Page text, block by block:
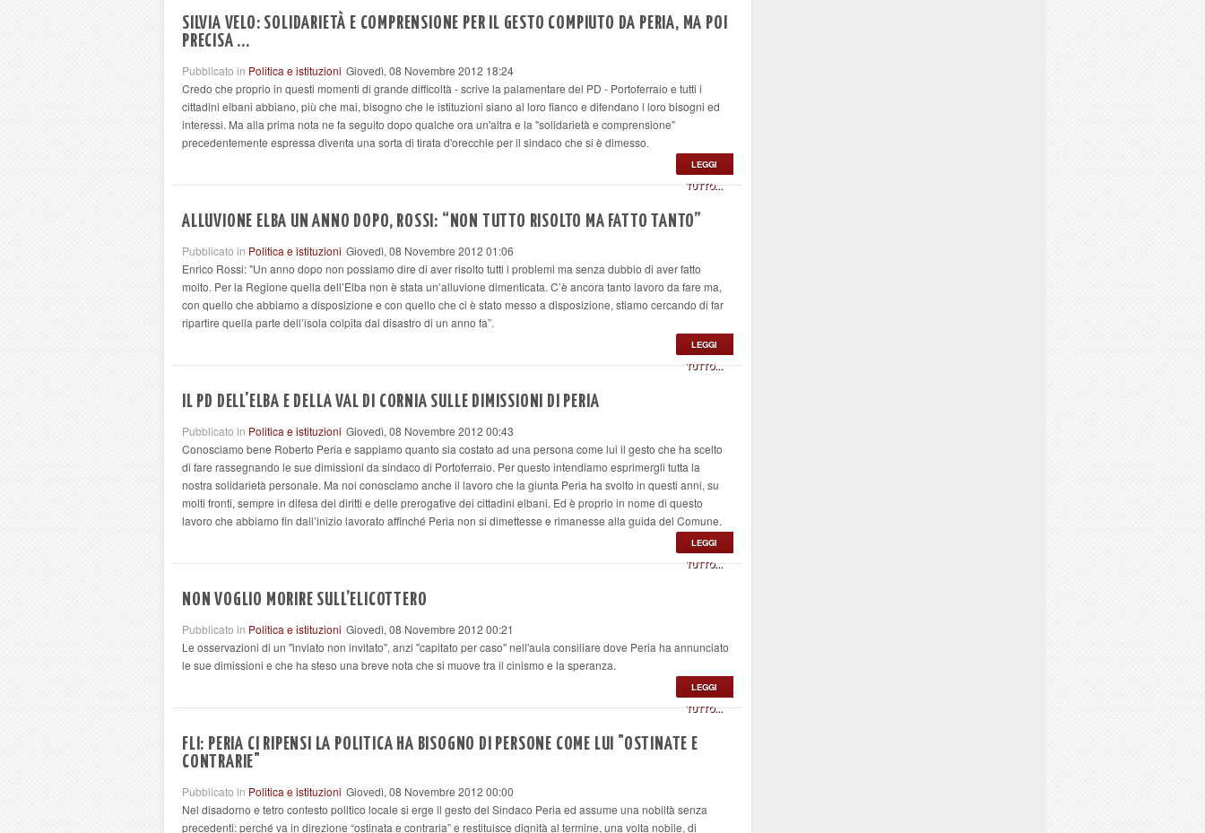
SILVIA VELO: SOLIDARIETÀ E COMPRENSIONE PER IL GESTO COMPIUTO DA PERIA, MA POI
PRECISA ...
Pubblicato in Politica e istituzioni Giovedì, 08 Novembre 2012 18:24
Credo che proprio in questi momenti di grande difficoltà - scrive la palamentare del PD - Portoferraio e tutti i
cittadini elbani abbiano, più che mai, bisogno che le istituzioni siano al loro fianco e difendano i loro bisogni ed
interessi. Ma alla prima nota ne fa seguito dopo qualche ora un'altra e la "solidarietà e comprensione"
precedentemente espressa diventa una sorta di tirata d'orecchie per il sindaco che si è dimesso.
LEGGI
TUTTO...
ALLUVIONE ELBA UN ANNO DOPO, ROSSI: “NON TUTTO RISOLTO MA FATTO TANTO”
Pubblicato in Politica e istituzioni Giovedì, 08 Novembre 2012 01:06
Enrico Rossi: "Un anno dopo non possiamo dire di aver risolto tutti i problemi ma senza dubbio di aver fatto
molto. Per la Regione quella dell’Elba non è stata un’alluvione dimenticata. C’è ancora tanto lavoro da fare ma,
con quello che abbiamo a disposizione e con quello che ci è stato messo a disposizione, stiamo cercando di far
ripartire quella parte dell’isola colpita dal disastro di un anno fa”.
LEGGI
TUTTO...
IL PD DELL'ELBA E DELLA VAL DI CORNIA SULLE DIMISSIONI DI PERIA
Pubblicato in Politica e istituzioni Giovedì, 08 Novembre 2012 00:43
Conosciamo bene Roberto Peria e sappiamo quanto sia costato ad una persona come lui il gesto che ha scelto
di fare rassegnando le sue dimissioni da sindaco di Portoferraio. Per questo intendiamo esprimergli tutta la
nostra solidarietà personale. Ma noi conosciamo anche il lavoro che la giunta Peria ha svolto in questi anni, su
molti fronti, sempre in difesa dei diritti e delle prerogative dei cittadini elbani. Ed è proprio in nome di questo
lavoro che abbiamo fin dall’inizio lavorato affinché Peria non si dimettesse e rimanesse alla guida del Comune.
LEGGI
TUTTO...
NON VOGLIO MORIRE SULL’ELICOTTERO
Pubblicato in Politica e istituzioni Giovedì, 08 Novembre 2012 00:21
Le osservazioni di un "inviato non invitato", anzi "capitato per caso" nell'aula consiliare dove Peria ha annunciato
le sue dimissioni e che ha steso una breve nota che si muove tra il cinismo e la speranza.
LEGGI
TUTTO...
FLI: PERIA CI RIPENSI LA POLITICA HA BISOGNO DI PERSONE COME LUI "OSTINATE E
CONTRARIE"
Pubblicato in Politica e istituzioni Giovedì, 08 Novembre 2012 00:00
Nel disadorno e tetro contesto politico locale si erge il gesto del Sindaco Peria ed assume una nobiltà senza
precedenti: perché va in direzione “ostinata e contraria” e restituisce dignità al termine, una volta nobile, di